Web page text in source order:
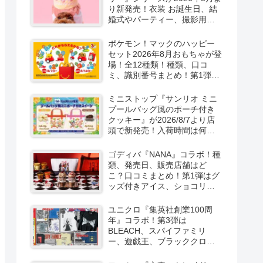
り新発売！衣装 お誕生日、結
婚式やパーティー、撮影用グ
ポケモン！マックのハッピー
セット2026年8月おもちゃが登
場！全12種類！種類、口コ
ミ、識別番号まとめ！第1弾は
ミニストップ『サンリオ ミニ
プールバッグ風のポーチ付き
クッキー』が2026/8/7より店
頭で新発売！入荷時間は何
施！キティ&ダニエル、マイメ
ロ＆クロミの2種類！
ゴディバ『NANA』コラボ！種
類、発売日、販売店舗はど
こ？口コミまとめ！第1弾はグ
ッズ付きアイス、ショコリキ
より新発売！第2弾は限定チョ
コレートなどが2026年10月？
再販売は？
ユニクロ『集英社創業100周
年』コラボ！第3弾は
BLEACH、スパイファミリ
ー、遊戯王、ブラッククロー